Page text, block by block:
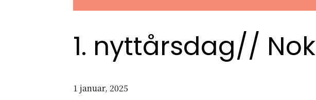
1. nyttårsdag//
1 januar, 2025